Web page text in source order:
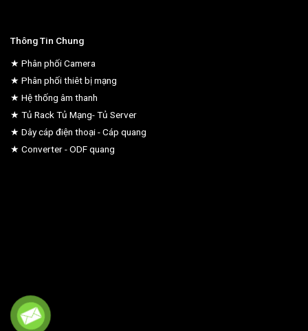
Thông Tin Chung
★ Phân phối Camera
★ Phân phối thiêt bị mạng
★ Hệ thống âm thanh
★ Tủ Rack Tủ Mạng- Tủ Server
★ Dây cáp điện thoại - Cáp quang
★ Converter - ODF quang